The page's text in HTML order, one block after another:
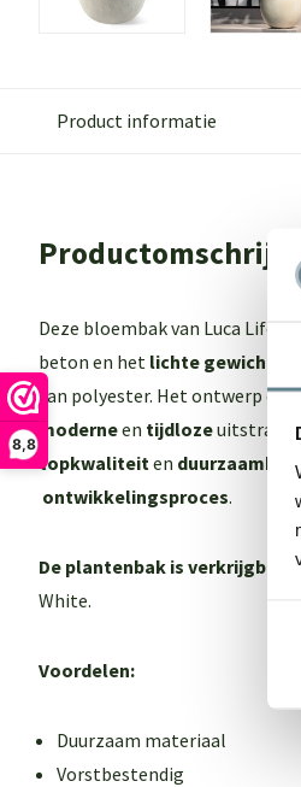
8,8
Product informatie
Deze bloembak van Luca
beton en het lichte gewich
van polyester. Het ontwerp en
moderneen tijdloze
topkwaliteit en duurzaamheid
ontwikkelingsproces.
De plantenbak is verkrijgbaar
White.
Voordelen:
Duurzaam materiaal
Vorstbestendig